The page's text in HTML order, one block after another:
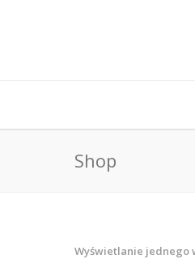
Shop
Wyświetlanie jednego